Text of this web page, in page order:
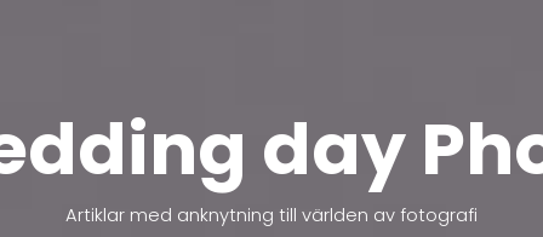
day
Artiklar med anknytning till världen av fotografi